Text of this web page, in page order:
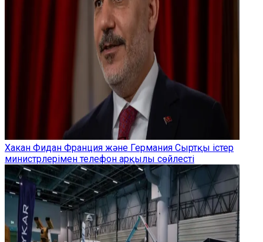
Хакан Фидан Франция және Германия Сыртқы істер
министрлерімен телефон арқылы сөйлесті